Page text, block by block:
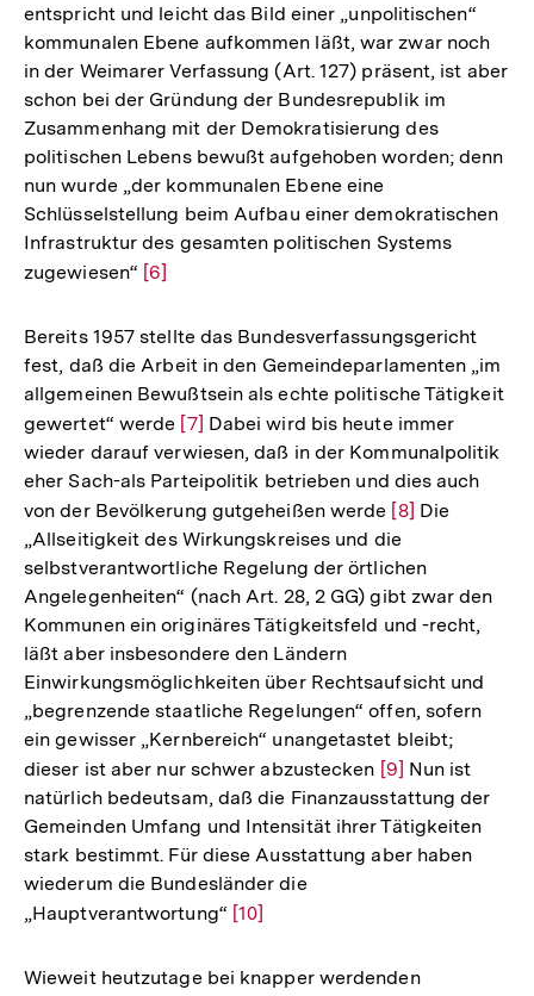
Fußnote
Auflösung
der
Fußnote
entspricht und leicht das Bild einer „unpolitischen“
kommunalen Ebene aufkommen läßt, war zwar noch
in der Weimarer Verfassung (Art. 127) präsent, ist aber
schon bei der Gründung der Bundesrepublik im
Zusammenhang mit der Demokratisierung des
politischen Lebens bewußt aufgehoben worden; denn
nun wurde „der kommunalen Ebene eine
Schlüsselstellung beim Aufbau einer demokratischen
Infrastruktur des gesamten politischen Systems
zugewiesen“ Zur
der
Fußnote
[6]
Bereits 1957 stellte das Bundesverfassungsgericht
fest, daß die Arbeit in den Gemeindeparlamenten „im
allgemeinen Bewußtsein als echte politische Tätigkeit
gewertet“ werde Zur
Auflösung
der
Fußnote
[7] Dabei wird bis heute immer
wieder darauf verwiesen, daß in der Kommunalpolitik
eher Sach-als Parteipolitik betrieben und dies auch
von der Bevölkerung gutgeheißen werde Zur
Auflösung
der
Fußnote
[8] Die
„Allseitigkeit des Wirkungskreises und die
selbstverantwortliche Regelung der örtlichen
Angelegenheiten“ (nach Art. 28, 2 GG) gibt zwar den
Kommunen ein originäres Tätigkeitsfeld und -recht,
läßt aber insbesondere den Ländern
Einwirkungsmöglichkeiten über Rechtsaufsicht und
„begrenzende staatliche Regelungen“ offen, sofern
ein gewisser „Kernbereich“ unangetastet bleibt;
dieser ist aber nur schwer abzustecken Zur
Auflösung
der
Fußnote
[9] Nun ist
natürlich bedeutsam, daß die Finanzausstattung der
Gemeinden Umfang und Intensität ihrer Tätigkeiten
stark bestimmt. Für diese Ausstattung aber haben
wiederum die Bundesländer die
„Hauptverantwortung“ Zur
der
[10]
Wieweit heutzutage bei knapper werdenden